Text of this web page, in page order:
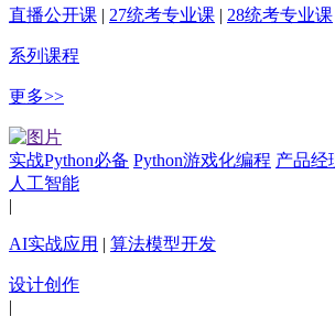
直播公开课 | 27统考专业课 | 28统考专业课
系列课程
更多>>
实战Python必备 Python游戏化编程 产品经
人工智能
|
AI实战应用 | 算法模型开发
设计创作
|